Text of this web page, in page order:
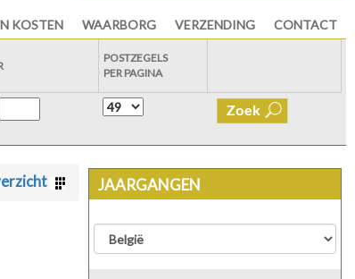
KOSTEN WAARBORG VERZENDING CONTACT
POSTZEGELS
PER PAGINA
JAARGANGEN